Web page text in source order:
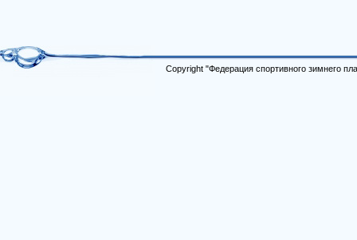
Copyright "Федерация спортивного зимнего